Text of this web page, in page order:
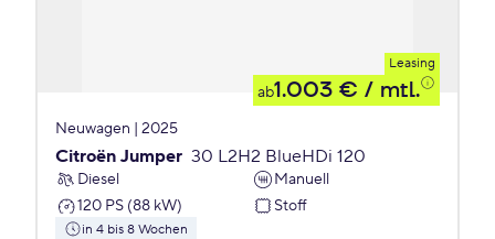
Leasing
ab1.003 € / mtl.
Neuwagen | 2025
Citroën Jumper 30 L2H2 BlueHDi 120
Diesel
Manuell
120 PS (88 kW)
Stoff
in 4 bis 8 Wochen